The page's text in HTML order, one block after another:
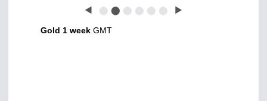
◀ ⬤ ⬤ ⬤ ⬤ ⬤ ⬤ ▶
Gold 1 week GMT